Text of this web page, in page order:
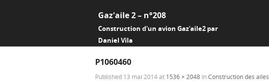
Gaz'aile 2 – n°208
Construction d'un avion Gaz'aile2 par
Daniel Vila
P1060460
Published 13 mai 2014at 1536 × 2048 inConstruction des ailes